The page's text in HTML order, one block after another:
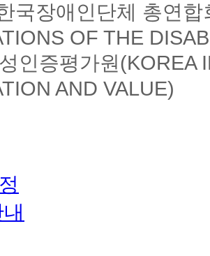
국장애인단체 총연
OF THE
인증평가원(KOREA
AND VALUE)